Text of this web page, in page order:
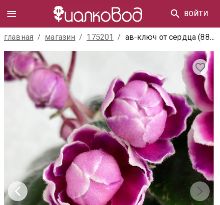
ВОЙТИ
главная / магазин / 175201 / ав-ключ от сердца (883-74)